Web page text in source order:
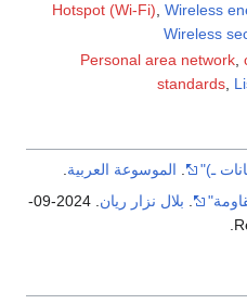
Hotspot (Wi-Fi), Wireless
Wireless
Personal area network,
standards,
ـ)" الموسوعة العربية
بلال نزار ريان
. 2024-09-